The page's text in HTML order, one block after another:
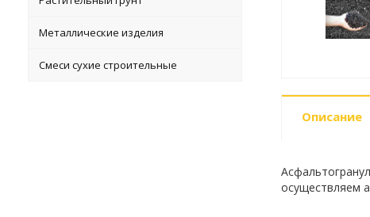
Металлические изделия
Смеси сухие строительные
Описание
осуществляем